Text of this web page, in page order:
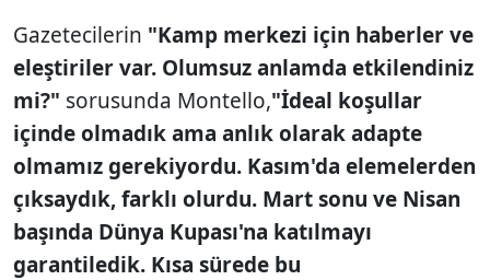
Gazetecilerin "Kamp merkezi için haberler ve
eleştiriler var. Olumsuz anlamda etkilendiniz
mi?" sorusunda Montello,"İdeal koşullar
içinde olmadık ama anlık olarak adapte
olmamız gerekiyordu. Kasım'da elemelerden
çıksaydık, farklı olurdu. Mart sonu ve Nisan
başında Dünya Kupası'na katılmayı
garantiledik. Kısa sürede bu